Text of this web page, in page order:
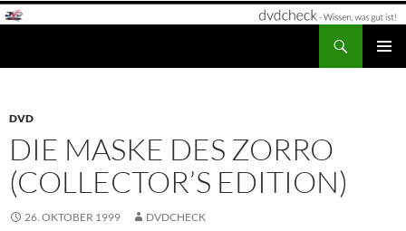
Zum
DVD
DIE MASKE DES ZORRO
(COLLECTOR’S EDITION)
26. OKTOBER 1999 DVDCHECK